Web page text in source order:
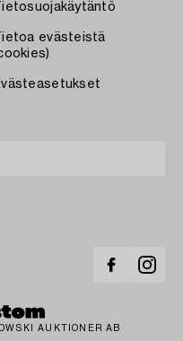
Tietosuojakäytäntö
Tietoa evästeistä
AUKTIONER AB